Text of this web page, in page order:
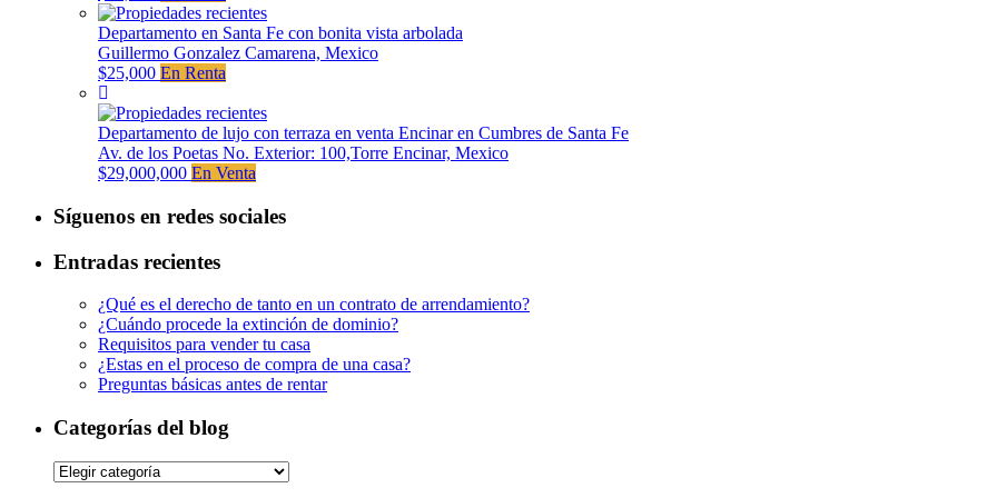
Departamento en Santa Fe con bonita vista arbolada
Guillermo Gonzalez Camarena, Mexico
$25,000 En Renta
Departamento de lujo con terraza en venta Encinar en Cumbres de Santa Fe
Av. de los Poetas No. Exterior: 100,Torre Encinar, Mexico
$29,000,000 En Venta
Síguenos en redes sociales
Entradas recientes
¿Qué es el derecho de tanto en un contrato de arrendamiento?
¿Cuándo procede la extinción de dominio?
Requisitos para vender tu casa
¿Estas en el proceso de compra de una casa?
Preguntas básicas antes de rentar
Categorías del blog
Categorías